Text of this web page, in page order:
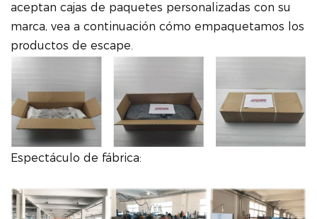
aceptan cajas de paquetes personalizadas con su
marca, vea a continuación cómo empaquetamos los
productos de escape.
Espectáculo de fábrica: